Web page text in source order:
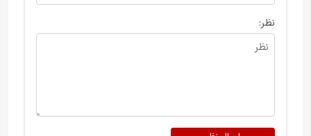
نظر: